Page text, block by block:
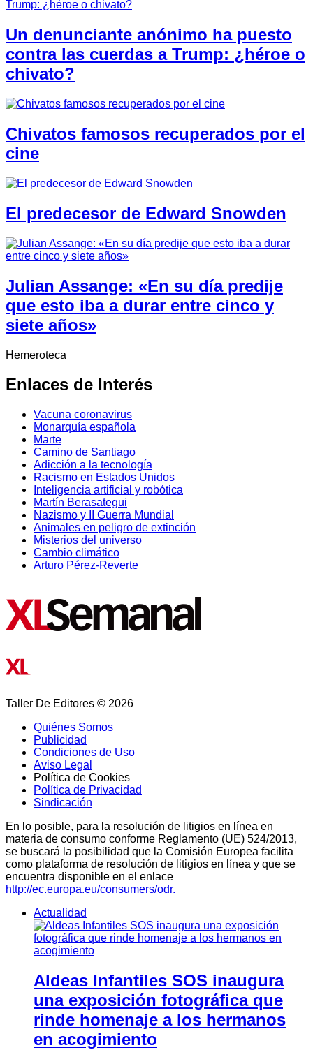
Un denunciante anónimo ha puesto
contra las cuerdas a Trump: ¿héroe o
chivato?
Chivatos famosos recuperados por el
cine
El predecesor de Edward Snowden
Julian Assange: «En su día predije
que esto iba a durar entre cinco y
siete años»
Hemeroteca
Enlaces de Interés
Vacuna coronavirus
Monarquía española
Marte
Camino de Santiago
Adicción a la tecnología
Racismo en Estados Unidos
Inteligencia artificial y robótica
Martín Berasategui
Nazismo y II Guerra Mundial
Animales en peligro de extinción
Misterios del universo
Cambio climático
Arturo Pérez-Reverte
Taller De Editores © 2026
Quiénes Somos
Publicidad
Condiciones de Uso
Aviso Legal
Política de Cookies
Política de Privacidad
Sindicación
En lo posible, para la resolución de litigios en línea en
materia de consumo conforme Reglamento (UE) 524/2013,
se buscará la posibilidad que la Comisión Europea facilita
como plataforma de resolución de litigios en línea y que se
encuentra disponible en el enlace
http://ec.europa.eu/consumers/odr.
Actualidad
Aldeas Infantiles SOS inaugura
una exposición fotográfica que
rinde homenaje a los hermanos
en acogimiento